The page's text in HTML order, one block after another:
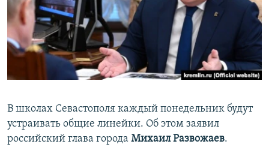
ПОБЕДИТЕЛЕЙ НЕ СУДЯТ?
КРЫМ.НЕПОКОРЕННЫЙ
ELIFBE
УКРАИНСКАЯ ПРОБЛЕМА КРЫМА
ПРИСОЕДИНЯЙТЕСЬ!
В школах Севастополя каждый понедельник будут
устраивать общие линейки. Об этом заявил
российский глава города Михаил Развожаев.